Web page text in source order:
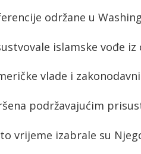
održane u
islamske vođe iz
vlade i
podržavajućim
vrijeme izabrale su